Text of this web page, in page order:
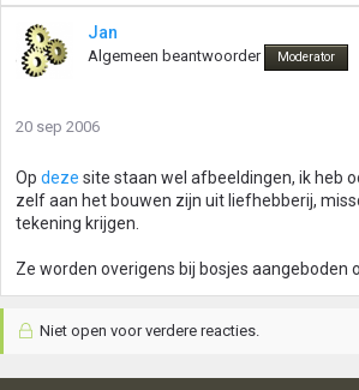
Jan
Algemeen beantwoorder Moderator
20 sep 2006
Op deze site staan wel afbeeldingen, ik heb
zelf aan het bouwen zijn uit liefhebberij,
tekening krijgen.
Ze worden overigens bij bosjes aangeboden
Niet open voor verdere reacties.